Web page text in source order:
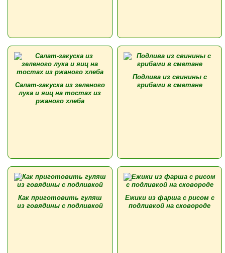
Салат-закуска из зеленого
лука и яиц на тостах из
ржаного хлеба
Подлива из свинины с
грибами в сметане
Как приготовить гуляш
из говядины с подливкой
Ежики из фарша с рисом с
подливкой на сковороде